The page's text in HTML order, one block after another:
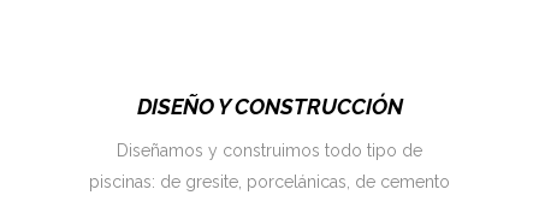
DISEÑO Y CONSTRUCCIÓN
Diseñamos y construimos todo tipo de
piscinas: de gresite, porcelánicas, de cemento